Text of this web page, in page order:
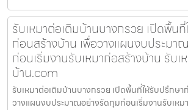
รับเหมาต่อเติมบ้านบางกรวย เปิดพื้น
ก่อนสร้างบ้าน เพื่อวางแผนงบประมา
ก่อนเริ่มงานรับเหมาก่อสร้างบ้าน รับเ
บ้าน.com
รับเหมาต่อเติมบ้านบางกรวย เปิดพื้นที่ให้รับปรึกษา
วางแผนงบประมาณอย่างรัดกุมก่อนเริ่มงานรับเหม